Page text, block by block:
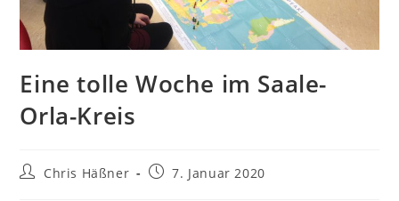
Eine tolle Woche im Saale-
Orla-Kreis
Beitrags-
Chris Häßner
Beitrag7. Januar 2020